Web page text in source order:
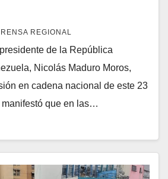
REGIONAL
de la República
Nicolás Maduro Moros,
en cadena nacional de este 23
que en las…